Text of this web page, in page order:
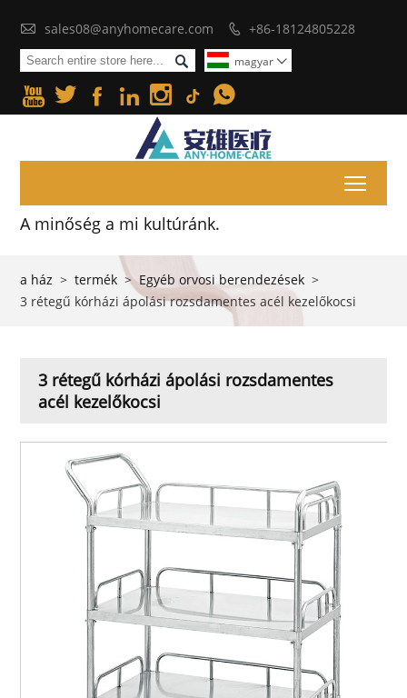
 sales08@anyhomecare.com  +86-18124805228
 magyar 
     
A minőség a mi kultúránk.
a ház > termék > Egyéb orvosi berendezések >
3 rétegű kórházi ápolási rozsdamentes acél kezelőkocsi
3 rétegű kórházi ápolási rozsdamentes
acél kezelőkocsi